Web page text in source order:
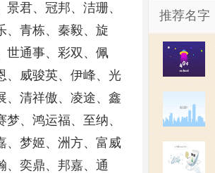
君、冠邦、洁珊、
、青栋、秦毅、旋
世通事、彩双、佩
、威骏英、伊峰、光
、清祥傲、凌途、鑫
、鸿运福、至纳、
、梦姬、洲方、富威
、奕鼎、邦嘉、通
推荐名字